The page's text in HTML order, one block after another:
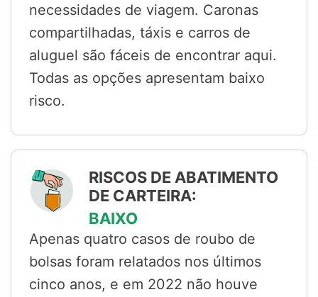
necessidades de viagem. Caronas
compartilhadas, táxis e carros de
aluguel são fáceis de encontrar aqui.
Todas as opções apresentam baixo
risco.
RISCOS DE ABATIMENTO
DE CARTEIRA:
BAIXO
Apenas quatro casos de roubo de
bolsas foram relatados nos últimos
cinco anos, e em 2022 não houve